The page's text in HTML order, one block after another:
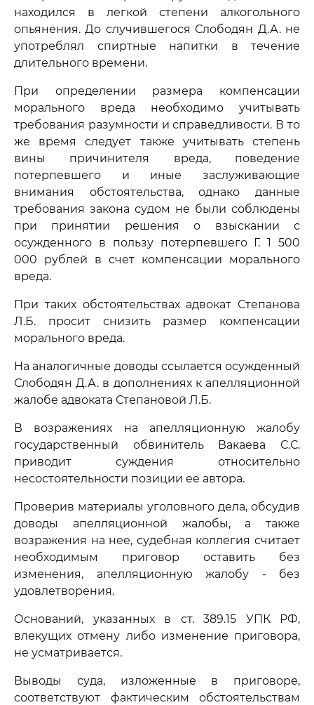
находился в легкой степени алкогольного
опьянения. До случившегося Слободян Д.А. не
употреблял спиртные напитки в течение
длительного времени.
При определении размера компенсации
морального вреда необходимо учитывать
требования разумности и справедливости. В то
же время следует также учитывать степень
вины причинителя вреда, поведение
потерпевшего и иные заслуживающие
внимания обстоятельства, однако данные
требования закона судом не были соблюдены
при принятии решения о взыскании с
осужденного в пользу потерпевшего Г. 1 500
000 рублей в счет компенсации морального
вреда.
При таких обстоятельствах адвокат Степанова
Л.Б. просит снизить размер компенсации
морального вреда.
На аналогичные доводы ссылается осужденный
Слободян Д.А. в дополнениях к апелляционной
жалобе адвоката Степановой Л.Б.
В возражениях на апелляционную жалобу
государственный обвинитель Вакаева С.С.
приводит суждения относительно
несостоятельности позиции ее автора.
Проверив материалы уголовного дела, обсудив
доводы апелляционной жалобы, а также
возражения на нее, судебная коллегия считает
необходимым приговор оставить без
изменения, апелляционную жалобу - без
удовлетворения.
Оснований, указанных в ст. 389.15 УПК РФ,
влекущих отмену либо изменение приговора,
не усматривается.
Выводы суда, изложенные в приговоре,
соответствуют фактическим обстоятельствам